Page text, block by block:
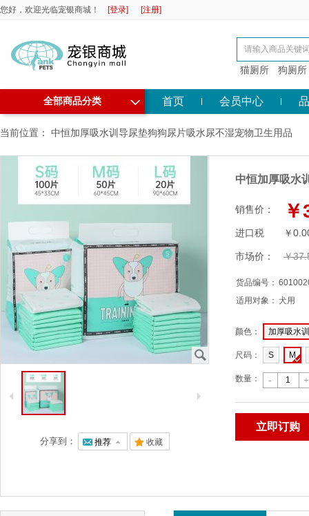
您好，欢迎光临宠银商城！ [登录] [注册]
猫厕所 狗厕所
全部商品分类 ◇ 首页 会员中心
当前位置： 中恒加厚吸水训导尿垫狗狗尿片吸水尿不湿宠物卫生用品
J
4 5
分享到： @ 推荐 7 . 收藏
中恒加厚吸水
销售价：
进口税 ￥
市场价： ￥
货品编号：
适用对象： 犬用
颜色 ： 加厚吸水
尺码 ： S M
数量： - +
立即订购